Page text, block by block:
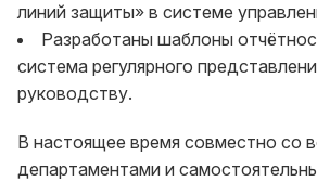
линий защиты» в системе
Разработаны шаблоны
система регулярного
руководству.
В настоящее время совместно со
департаментами и